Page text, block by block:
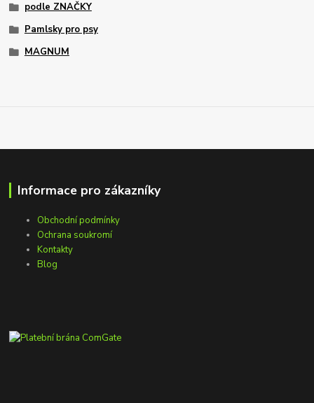
podle ZNAČKY
Pamlsky pro psy
MAGNUM
Informace pro zákazníky
Obchodní podmínky
Ochrana soukromí
Kontakty
Blog